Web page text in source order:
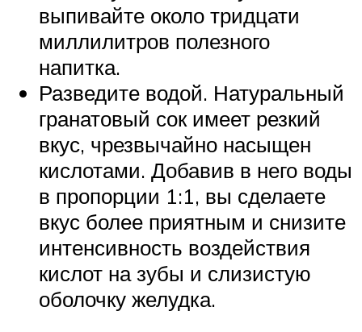
выпивайте около тридцати
миллилитров полезного
напитка.
Разведите водой. Натуральный
гранатовый сок имеет резкий
вкус, чрезвычайно насыщен
кислотами. Добавив в него воды
в пропорции 1:1, вы сделаете
вкус более приятным и снизите
интенсивность воздействия
кислот на зубы и слизистую
оболочку желудка.